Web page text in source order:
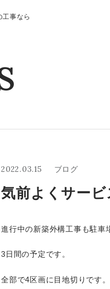
工事なら
2022.03.15 ブログ
気前よくサービ
進行中の新築外構工事も駐車
3日間の予定です。
全部で4区画に目地切りです。